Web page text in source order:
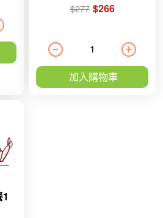
$277 $266
加入購物車